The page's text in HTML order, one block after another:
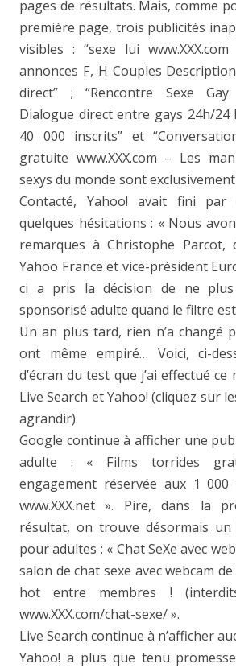
pages de résultats. Mais, comme
première page, trois publicités
visibles : “sexe lui
annonces F, H Couples
direct” ; “Rencontre Sexe Gay
Dialogue direct entre gays 24h/24
40 000 inscrits” et
gratuite www.XXX.com – Les
sexys du monde sont exclusivement
Contacté, Yahoo! avait fini par
quelques hésitations : « Nous
remarques à Christophe Parcot,
Yahoo France et vice-président
ci a pris la décision de ne
sponsorisé adulte quand le filtre est
Un an plus tard, rien n’a changé
ont même empiré… Voici, ci-
d’écran du test que j’ai effectué
Live Search et Yahoo! (cliquez sur
agrandir).
Google continue à afficher une
adulte : « Films torrides
engagement réservée aux 1 000
www.XXX.net ». Pire, dans la
résultat, on trouve désormais
pour adultes : « Chat SeXe avec
salon de chat sexe avec webcam de
hot entre membres !
www.XXX.com/chat-sexe/ ».
Live Search continue à n’afficher
Yahoo! a plus que tenu